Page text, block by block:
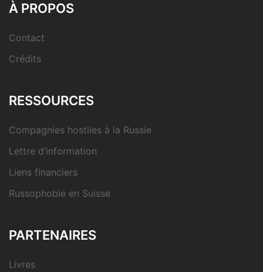
À PROPOS
Contact
Crédits
RESSOURCES
Compagnies hostiles à la Russie
Lettre d’information
Liens financiers
Russophobie en Suisse
PARTENAIRES
Livres